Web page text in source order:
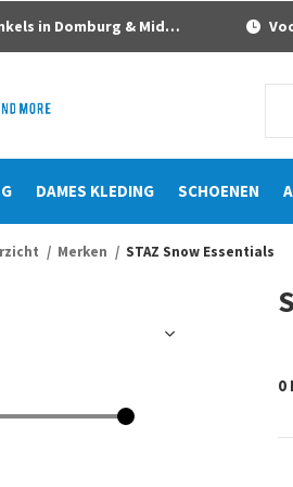
DAMES KLEDING SCHOENEN
in Domburg & Middelburg
Merken STAZ Snow Essentials
0